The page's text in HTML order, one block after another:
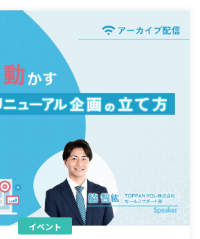
イベント